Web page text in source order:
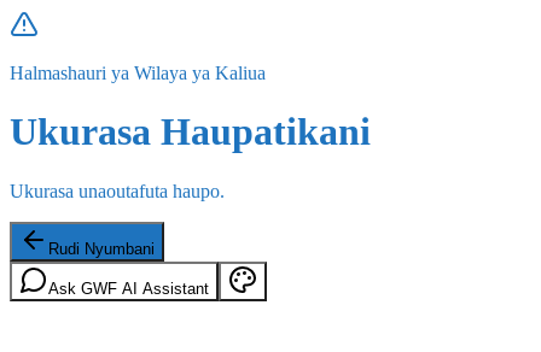
Halmashauri ya Wilaya ya Kaliua
Ukurasa Haupatikani
Ukurasa unaoutafuta haupo.
Rudi Nyumbani
Ask GWF AI Assistant